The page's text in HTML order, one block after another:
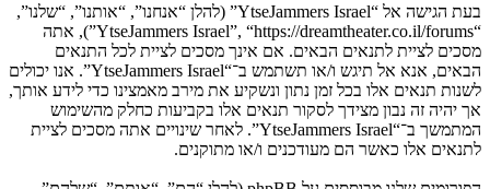
בעת הגישה אל “YtseJammers Israel” (להלן “אנחנו”, “אותנו”, “שלנו”,
“YtseJammers Israel”, “https://dreamtheater.co.il/forums”), אתה
מסכים לציית לתנאים הבאים. אם אינך מסכים לציית לכל התנאים
הבאים, אנא אל תיגש ו/או תשתמש ב־“YtseJammers Israel”. אנו יכולים
לשנות תנאים אלו בכל זמן נתון ונשקיע את מירב מאמצינו כדי לידע אותך,
אך יהיה זה נבון מצידך לסקור תנאים אלו בקביעות כחלק מהשימוש
המתמשך ב־“YtseJammers Israel”. לאחר שינויים אתה מסכים לציית
לתנאים אלו כאשר הם מעודכנים ו/או מתוקנים.